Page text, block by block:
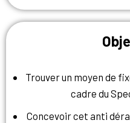
Trouver un moyen de
cadre du
Concevoir cet anti